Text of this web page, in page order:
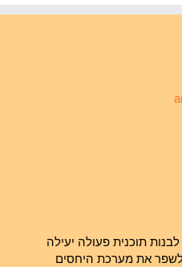
תוכנית פעולה יעילה
לשפר את מערכת היחסים